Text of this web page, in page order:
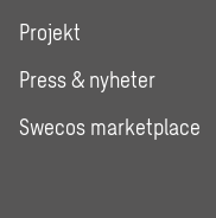
Projekt
Press & nyheter
Swecos marketplace